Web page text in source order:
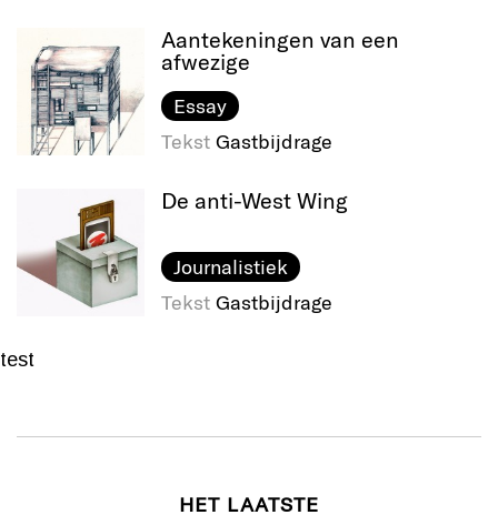
Aantekeningen van een
afwezige
Essay
Tekst Gastbijdrage
De anti-West Wing
Journalistiek
Tekst Gastbijdrage
test
HET LAATSTE